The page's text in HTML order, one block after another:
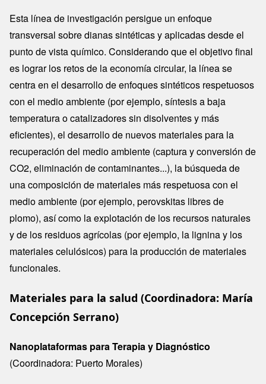
Esta línea de investigación persigue un enfoque
transversal sobre dianas sintéticas y aplicadas desde el
punto de vista químico. Considerando que el objetivo final
es lograr los retos de la economía circular, la línea se
centra en el desarrollo de enfoques sintéticos respetuosos
con el medio ambiente (por ejemplo, síntesis a baja
temperatura o catalizadores sin disolventes y más
eficientes), el desarrollo de nuevos materiales para la
recuperación del medio ambiente (captura y conversión de
CO2, eliminación de contaminantes...), la búsqueda de
una composición de materiales más respetuosa con el
medio ambiente (por ejemplo, perovskitas libres de
plomo), así como la explotación de los recursos naturales
y de los residuos agrícolas (por ejemplo, la lignina y los
materiales celulósicos) para la producción de materiales
funcionales.
Materiales para la salud (Coordinadora: María
Concepción Serrano)
Nanoplataformas para Terapia y Diagnóstico
(Coordinadora: Puerto Morales)